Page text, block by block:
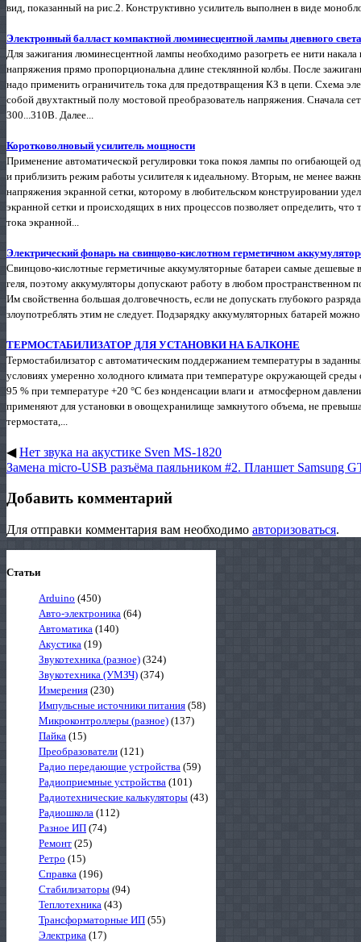
вид, показанный на рис.2. Конструктивно усилитель выполнен в виде
Электронный балласт компактной люминесцентной лампы дневного
Для зажигания люминесцентной лампы необходимо разогреть ее нити
напряжения прямо пропорциональна длине стеклянной колбы. После
надо применить ограничитель тока для предотвращения КЗ в цепи. Схема
собой двухтактный полу мостовой преобразователь напряжения. Сначала
300...310В. Далее...
Коротковолновый усилитель мощности
Применение автоматической регулировки тока покоя лампы по огибающей
и приблизить режим работы усилителя к идеальному. Вторым, не менее
напряжения экранной сетки, которому в любительском конструировании
экранной сетки и происходящих в них процессов позволяет определить,
тока экранной...
Электрический фонарь на свинцово-кислотном герметичном
Свинцово-кислотные герметичные аккумуляторные батареи самые дешевые
геля, поэтому аккумуляторы допускают работу в любом пространственном
Им свойственна большая долговечность, если не допускать глубокого
злоупотреблять этим не следует. Подзарядку аккумуляторных батарей
ТЕРМОСТАБИЛИЗАТОР ДЛЯ УСТАНОВКИ НА БАЛКОНЕ
Термостабилизатор с автоматическим поддержанием температуры в
условиях умеренно холодного климата при температуре окружающей
95 % при температуре +20 °С без конденсации влаги и атмосферном
применяют для установки в овощехранилище замкнутого объема, не
термостата,...
◀Нет звука на акустике Sven MS-1820
Замена micro-USB разъёма паяльником #2. Планшет Samsung
Добавить комментарий
Для отправки комментария вам необходимо авторизоваться.
Статьи
Arduino (450)
Авто-электроника (64)
Автоматика (140)
Акустика (19)
Звукотехника (разное) (324)
Звукотехника (УМЗЧ) (374)
Измерения (230)
Импульсные источники питания (58)
Микроконтроллеры (разное) (137)
Пайка (15)
Преобразователи (121)
Радио передающие устройства (59)
Радиоприемные устройства (101)
Радиотехнические калькуляторы (43)
Радиошкола (112)
Разное ИП (74)
Ремонт (25)
Ретро (15)
Справка (196)
Стабилизаторы (94)
Теплотехника (43)
Трансформаторные ИП (55)
Электрика (17)